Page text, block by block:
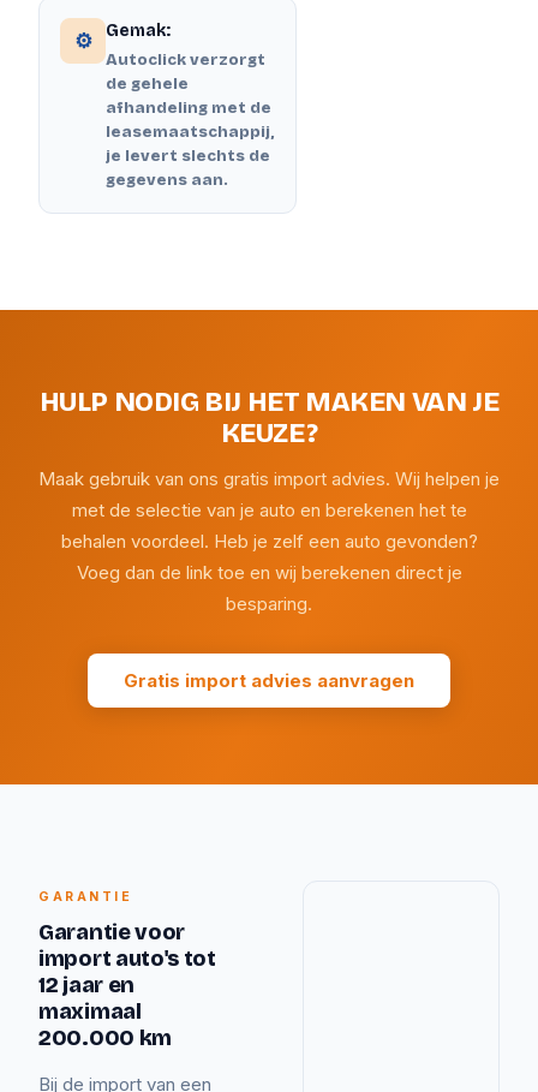
⚙️ Gemak:
Autoclick verzorgt
de gehele
afhandeling met de
leasemaatschappij,
je levert slechts de
gegevens aan.
HULP NODIG BIJ HET MAKEN VAN JE
KEUZE?
Maak gebruik van ons gratis import advies. Wij helpen je
met de selectie van je auto en berekenen het te
behalen voordeel. Heb je zelf een auto gevonden?
Voeg dan de link toe en wij berekenen direct je
besparing.
Gratis import advies aanvragen
GARANTIE
Garantie voor
import auto's tot
12 jaar en
maximaal
200.000 km
Bij de import van een